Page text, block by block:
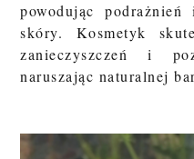
powodując podrażnień
skóry. Kosmetyk
zanieczyszczeń i
naruszając naturalnej